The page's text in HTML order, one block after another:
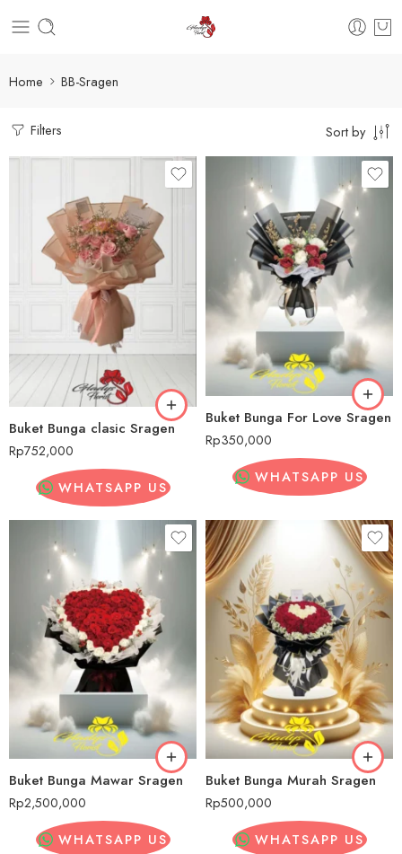
Home BB-Sragen
Filters Sort by
Buket Bunga clasic Sragen
Rp752,000
WHATSAPP US
Buket Bunga For Love Sragen
Rp350,000
WHATSAPP US
Buket Bunga Mawar Sragen
Rp2,500,000
WHATSAPP US
Buket Bunga Murah Sragen
Rp500,000
WHATSAPP US